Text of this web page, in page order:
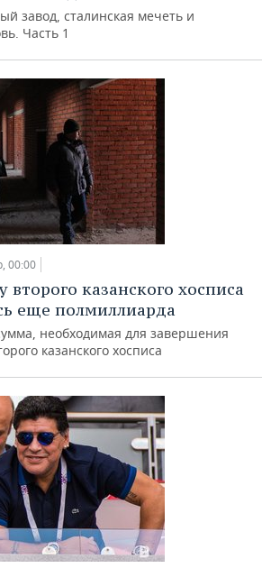
завод, сталинская мечеть и
Часть 1
00:00
второго казанского хосписа
еще полмиллиарда
необходимая для завершения
казанского хосписа